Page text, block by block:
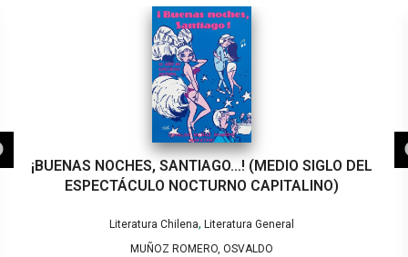
¡BUENAS NOCHES, SANTIAGO…! (MEDIO SIGLO DEL
ESPECTÁCULO NOCTURNO CAPITALINO)
Literatura Chilena, Literatura General
MUÑOZ ROMERO, OSVALDO